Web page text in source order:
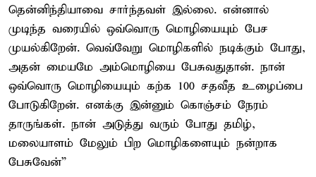
தென்னிந்தியாவை சார்ந்தவள் இல்லை. என்னால்
முடிந்த வரையில் ஒவ்வொரு மொழியையும் பேச
முயல்கிறேன். வெவ்வேறு மொழிகளில் நடிக்கும் போது,
அதன் மையமே அம்மொழியை பேசுவதுதான். நான்
ஒவ்வொரு மொழியையும் கற்க 100 சதவீத உழைப்பை
போடுகிறேன். எனக்கு இன்னும் கொஞ்சம் நேரம்
தாருங்கள். நான் அடுத்து வரும் போது தமிழ்,
மலையாளம் மேலும் பிற மொழிகளையும் நன்றாக
பேசுவேன்”